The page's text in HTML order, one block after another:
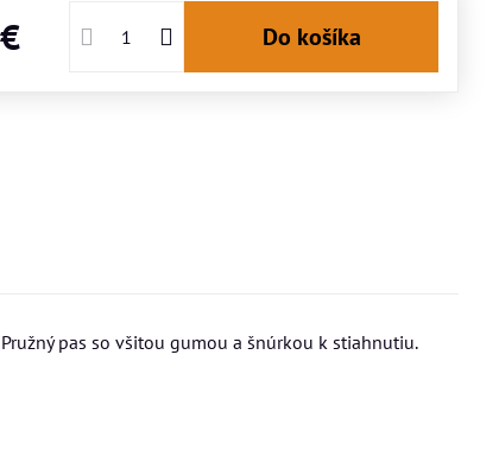
Do košíka
pas so všitou gumou a šnúrkou k stiahnutiu.